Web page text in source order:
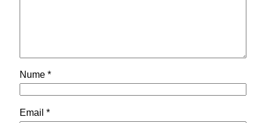
Nume *
Email *